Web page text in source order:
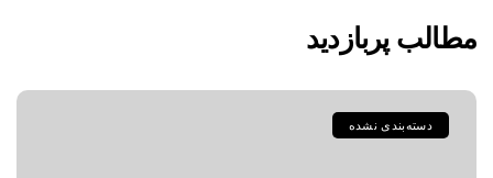
مطالب پربازدید
دسته‌بندی نشده